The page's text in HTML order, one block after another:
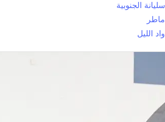
سليانة الجنوبية
ماطر
واد الليل